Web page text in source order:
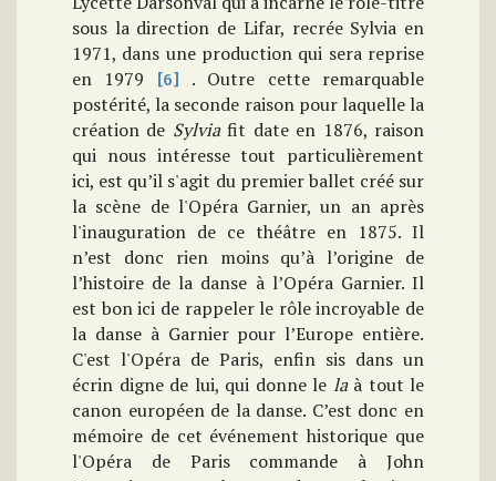
sous la direction de Lifar, recrée Sylvia en
1971, dans une production qui sera reprise
en 1979
[6]
. Outre cette remarquable
postérité, la seconde raison pour laquelle la
création de Sylviafit date en 1876, raison
qui nous intéresse tout particulièrement
ici, est qu’il s'agit du premier ballet créé sur
la scène de l'Opéra Garnier, un an après
l'inauguration de ce théâtre en 1875. Il
n’est donc rien moins qu’à l’origine de
l’histoire de la danse à l’Opéra Garnier. Il
est bon ici de rappeler le rôle incroyable de
la danse à Garnier pour l’Europe entière.
C'est l'Opéra de Paris, enfin sis dans un
écrin digne de lui, qui donne le laà tout le
canon européen de la danse. C’est donc en
mémoire de cet événement historique que
l'Opéra de Paris commande à John